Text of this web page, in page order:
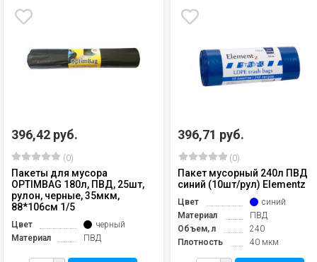
396,42 руб.
(0)
Пакеты для мусора
OPTIMBAG 180л, ПВД, 25шт,
рулон, черные, 35мкм,
88*106см 1/5
Цвет
черный
Материал
ПВД
396,71 руб.
(0)
Пакет мусорный 240л ПВД
синий (10шт/рул) Elementz
Цвет
синий
Материал
ПВД
Объем, л
240
Плотность
40 мкм